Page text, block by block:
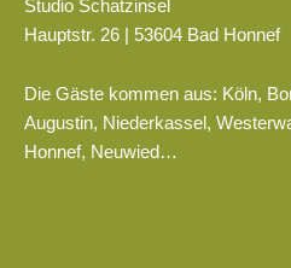
Studio Schatzinsel
Hauptstr. 26 | 53604 Bad Honnef
Die Gäste kommen aus: Köln,
Augustin, Niederkassel,
Honnef, Neuwied…